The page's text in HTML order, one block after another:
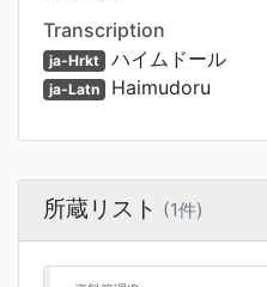
Transcription
ja-Hrkt ハイムドール
ja-Latn Haimudoru
所蔵リスト (1件)